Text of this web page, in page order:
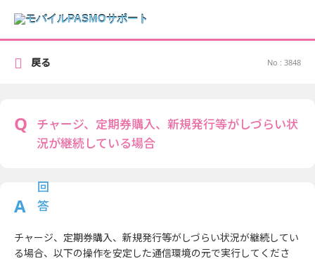
No : 3848
チャージ、定期券購入、新規発行等がしづらい状
況が継続している場合
チャージ、定期券購入、新規発行等がしづらい状況が継続してい
る場合、以下の操作を安定した通信環境の元で実行してくださ
戻る